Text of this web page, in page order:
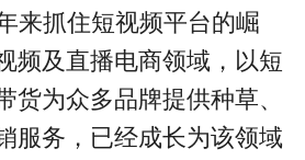
来抓住短视频平台的崛
频及直播电商领域，以短
货为众多品牌提供种草、
服务，已经成长为该领域